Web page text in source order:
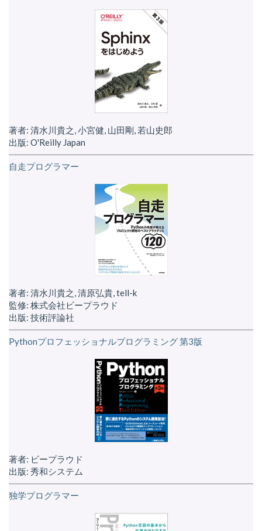
著者: 清水川貴之, 小宮健, 山田剛, 若山史郎
出版: O'Reilly Japan
自走プログラマー
著者: 清水川貴之, 清原弘貴, tell-k
監修: 株式会社ビープラウド
出版: 技術評論社
Pythonプロフェッショナルプログラミング 第3版
著者: ビープラウド
出版: 秀和システム
独学プログラマー